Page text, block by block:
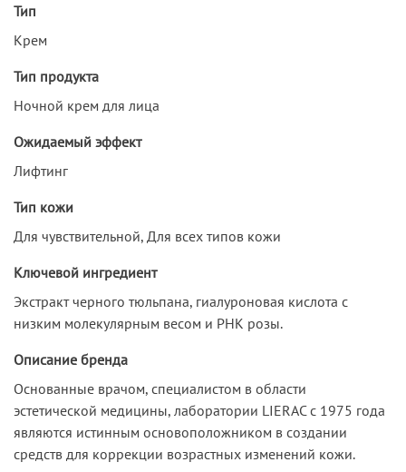
Тип
Крем
Тип продукта
Ночной крем для лица
Ожидаемый эффект
Лифтинг
Тип кожи
Для чувствительной, Для всех типов кожи
Ключевой ингредиент
Экстракт черного тюльпана, гиалуроновая кислота с
низким молекулярным весом и РНК розы.
Описание бренда
Основанные врачом, специалистом в области
эстетической медицины, лаборатории LIERAC с 1975 года
являются истинным основоположником в создании
средств для коррекции возрастных изменений кожи.